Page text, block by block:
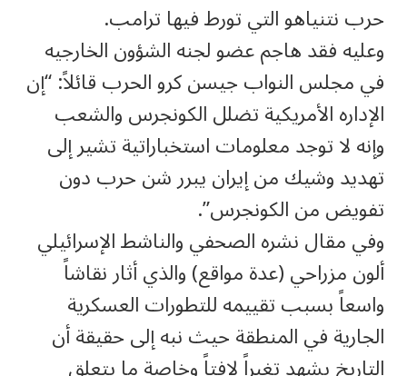
حرب نتنياهو التي تورط فيها ترامب.
وعليه فقد هاجم عضو لجنه الشؤون الخارجيه
في مجلس النواب جيسن كرو الحرب قائلاً: “إن
الإداره الأمريكية تضلل الكونجرس والشعب
وإنه لا توجد معلومات استخباراتية تشير إلى
تهديد وشيك من إيران يبرر شن حرب دون
تفويض من الكونجرس”.
وفي مقال نشره الصحفي والناشط الإسرائيلي
ألون مزراحي (عدة مواقع) والذي أثار نقاشاً
واسعاً بسبب تقييمه للتطورات العسكرية
الجارية في المنطقة حيث نبه إلى حقيقة أن